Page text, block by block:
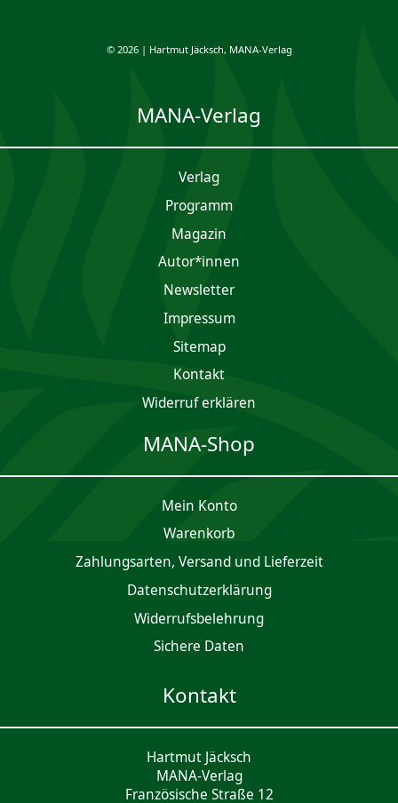
© 2026 | Hartmut Jäcksch, MANA-Verlag
MANA-Verlag
Verlag
Programm
Magazin
Autor*innen
Newsletter
Impres­sum
Sitemap
Kontakt
Widerruf erklären
MANA-Shop
Mein Konto
Waren­korb
Zahlungsarten, Versand und Lieferzeit
Daten­schutz­er­klärung
Widerrufsbelehrung
Sichere Daten
Kontakt
Hartmut Jäcksch
MANA-Verlag
Französische Straße 12